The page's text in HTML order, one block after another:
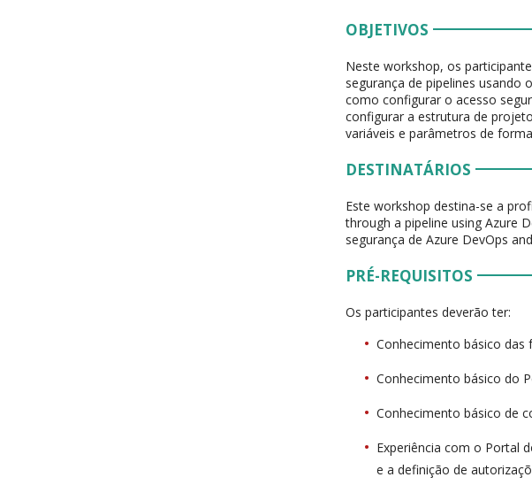
OBJETIVOS
Neste workshop, os
segurança de pipelines usando
como configurar o acesso
configurar a estrutura de
variáveis e parâmetros de
DESTINATÁRIOS
Este workshop destina-se a
through a pipeline using Azure
segurança de Azure DevOps
PRÉ-REQUISITOS
Os participantes deverão ter:
Conhecimento básico das
Conhecimento básico do
Conhecimento básico de
Experiência com o Portal
e a definição de